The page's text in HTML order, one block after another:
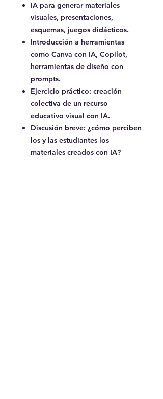
IA para generar materiales
visuales, presentaciones,
esquemas, juegos didácticos.
Introducción a herramientas
como Canva con IA, Copilot,
herramientas de diseño con
prompts.
Ejercicio práctico: creación
colectiva de un recurso
educativo visual con IA.
Discusión breve: ¿cómo perciben
los y las estudiantes los
materiales creados con IA?